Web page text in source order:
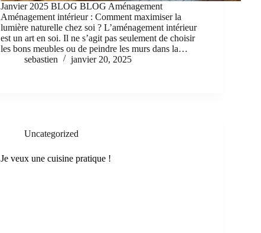
Janvier 2025 BLOG BLOG Aménagement
Aménagement intérieur : Comment maximiser la
lumière naturelle chez soi ? L’aménagement intérieur
est un art en soi. Il ne s’agit pas seulement de choisir
les bons meubles ou de peindre les murs dans la…
sebastien
janvier 20, 2025
Uncategorized
Je veux une cuisine pratique !